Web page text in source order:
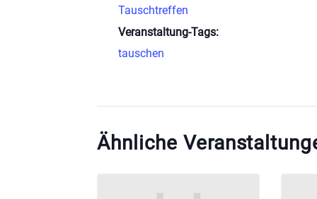
Tauschtreffen
Veranstaltung-Tags:
tauschen
Ähnliche